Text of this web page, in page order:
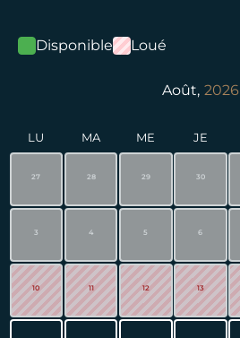
Disponible Loué
Août, 2026
LU MA ME JE
27 28 29 30
3 4 5 6
10 11 12 13